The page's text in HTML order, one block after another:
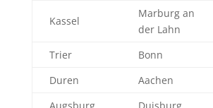
Kassel
Marburg an
der Lahn
Trier Bonn
Duren
Aachen